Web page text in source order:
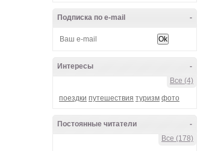
-
Подписка по e-mail
-
Интересы
Все (4)
поездки путешествия туризм фото
-
Постоянные читатели
Все (178)